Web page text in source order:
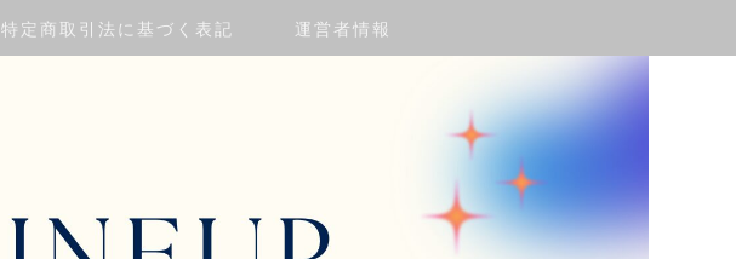
特定商取引法に基づく表記 運営者情報